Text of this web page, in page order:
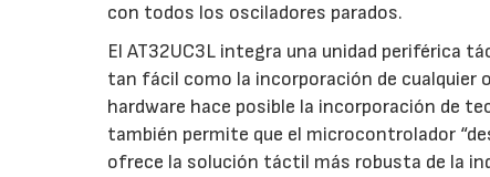
con todos los osciladores parados.
El AT32UC3L integra una unidad periférica
tan fácil como la incorporación de cualquier
hardware hace posible la incorporación de
también permite que el microcontrolador
ofrece la solución táctil más robusta de la